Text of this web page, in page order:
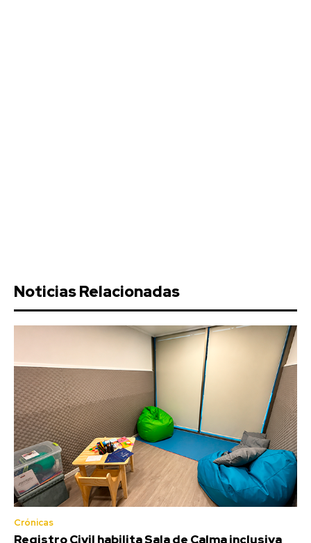
Noticias Relacionadas
Crónicas
Registro Civil habilita Sala de Calma inclusiva